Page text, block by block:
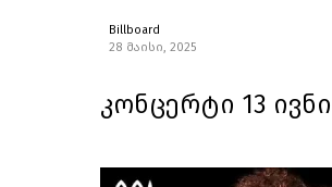
Billboard
28 მაისი, 2025
კონცერტი 13